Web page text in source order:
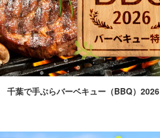
千葉で手ぶらバーベキュー（BBQ）2026